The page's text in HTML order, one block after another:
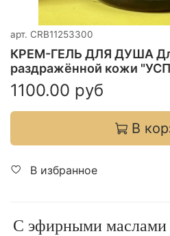
арт. CRB11253300
КРЕМ-ГЕЛЬ ДЛЯ ДУША
раздражённой кожи
1100.00 руб
В
В избранное
С эфирными маслами